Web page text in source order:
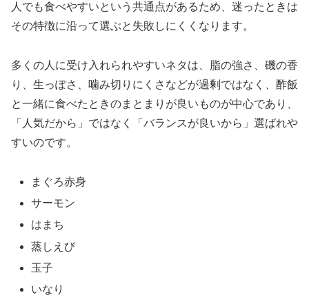
人でも食べやすいという共通点があるため、迷ったときは
その特徴に沿って選ぶと失敗しにくくなります。
多くの人に受け入れられやすいネタは、脂の強さ、磯の香
り、生っぽさ、噛み切りにくさなどが過剰ではなく、酢飯
と一緒に食べたときのまとまりが良いものが中心であり、
「人気だから」ではなく「バランスが良いから」選ばれや
すいのです。
まぐろ赤身
サーモン
はまち
蒸しえび
玉子
いなり